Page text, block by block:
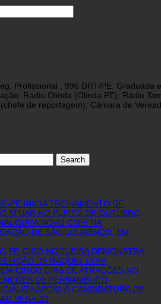
Profissional , 996 DRT/PE.
Rádio Olinda (Olinda PE); Rádio
de reportagem); Câmara de
PE INICIA TREINAMENTO DE
ATUAR NO PLEITO DE OUTUBRO
NOVO CMEI NA
DE SÃO LOURENÇO, EM
PP, CIRO NOGUEIRA DEMONSTRA
DE RAQUEL LYRA
CINCO DIAS DE ATRAÇÕES NO
DE PERNAMBUCO
APOIO À CANDIDATURA DE
SENADO